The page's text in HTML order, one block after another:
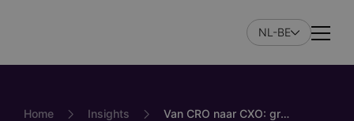
content
NL-BE
Home Insights Van CRO naar CXO: groei met klantfocus